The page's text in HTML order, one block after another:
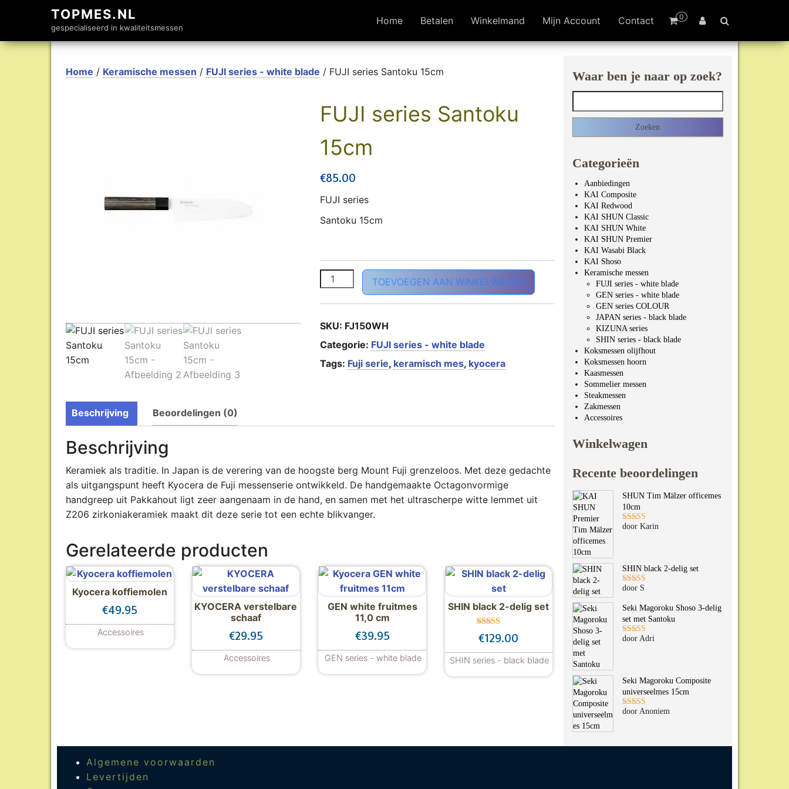
TOPMES.NL
gespecialiseerd in kwaliteitsmessen
0
Home Betalen Winkelmand Mijn Account Contact
Home / Keramische messen / FUJI series - white blade / FUJI series Santoku 15cm
FUJI series Santoku
15cm
€85.00
FUJI series
Santoku 15cm
FUJI series Santoku 15cm aantal
TOEVOEGEN AAN WINKELWAGEN
SKU: FJ150WH
Categorie: FUJI series - white blade
Tags: Fuji serie, keramisch mes, kyocera
Beschrijving Beoordelingen (0)
Beschrijving
Keramiek als traditie. In Japan is de verering van de hoogste berg Mount Fuji grenzeloos. Met deze gedachte
als uitgangspunt heeft Kyocera de Fuji messenserie ontwikkeld. De handgemaakte Octagonvormige
handgreep uit Pakkahout ligt zeer aangenaam in de hand, en samen met het ultrascherpe witte lemmet uit
Z206 zirkoniakeramiek maakt dit deze serie tot een echte blikvanger.
Gerelateerde producten
Kyocera koffiemolen
€49.95
Accessoires
KYOCERA verstelbare
schaaf
€29.95
Accessoires
Dit product heeft meerdere variaties. Deze optie kan gekozen worden op de productpagina
GEN white fruitmes
11,0 cm
€39.95
GEN series - white blade
SHIN black 2-delig set
Gewaardeer
d
uit 5
€129.00
SHIN series - black blade
Waar ben je naar op zoek?
Categorieën
Aanbiedingen
KAI Composite
KAI Redwood
KAI SHUN Classic
KAI SHUN White
KAI SHUN Premier
KAI Wasabi Black
KAI Shoso
Keramische messen
FUJI series - white blade
GEN series - white blade
GEN series COLOUR
JAPAN series - black blade
KIZUNA series
SHIN series - black blade
Koksmessen olijfhout
Koksmessen hoorn
Kaasmessen
Sommelier messen
Steakmessen
Zakmessen
Accessoires
Winkelwagen
Recente beoordelingen
SHUN Tim Mälzer officemes
10cm
Gewaardeerd
door Karin
SHIN black 2-delig set
Gewaardeerd
door S
Seki Magoroku Shoso 3-delig
set met Santoku
Gewaardeerd
door Adri
Seki Magoroku Composite
universeelmes 15cm
Gewaardeerd
door Anoniem
Algemene voorwaarden
Levertijden